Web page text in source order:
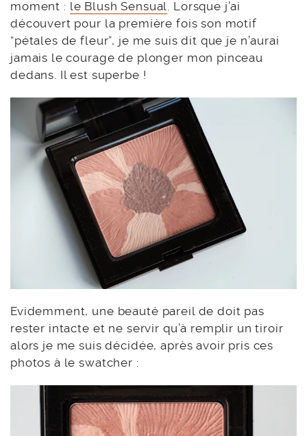
moment : le Blush Sensual. Lorsque j’ai
découvert pour la première fois son motif
“pétales de fleur”, je me suis dit que je n’aurai
jamais le courage de plonger mon pinceau
dedans. Il est superbe !
Evidemment, une beauté pareil de doit pas
rester intacte et ne servir qu’à remplir un tiroir
alors je me suis décidée, après avoir pris ces
photos à le swatcher :